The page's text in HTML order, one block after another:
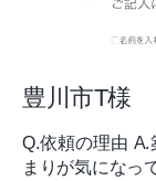
豊川市T様
Q.依頼の理由
まりが気になっ